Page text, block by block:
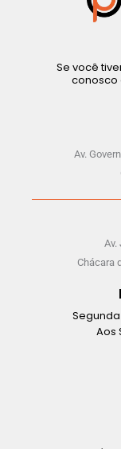
Se você
conosco
Av.
Av.
Chácara
Aos